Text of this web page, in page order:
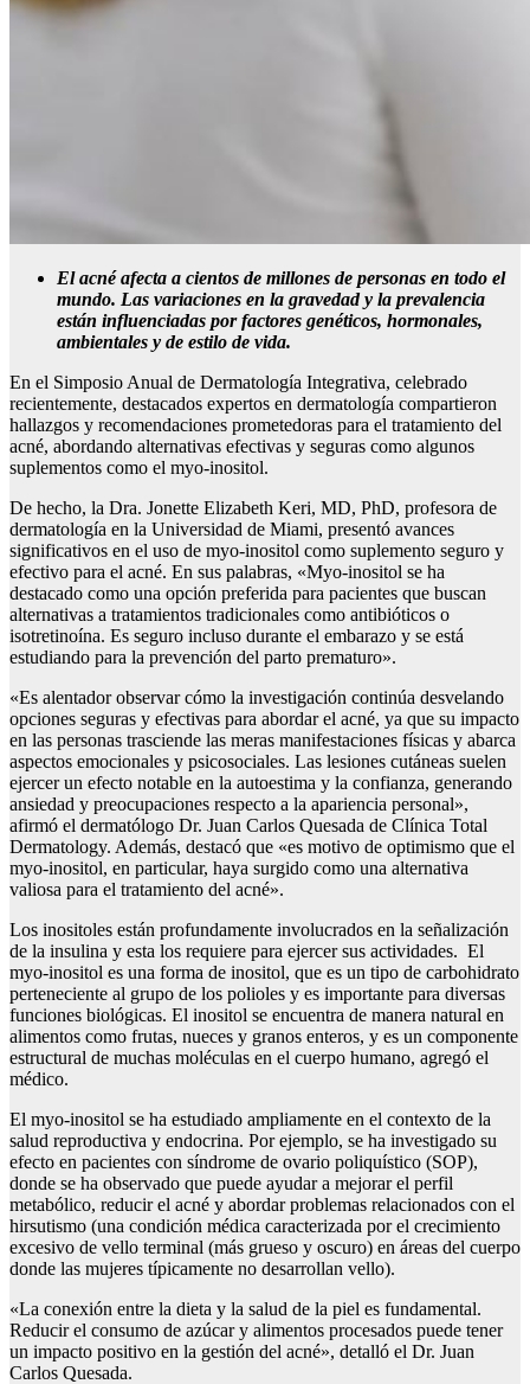
El acné afecta a cientos de millones de personas en todo el
mundo. Las variaciones en la gravedad y la prevalencia
están influenciadas por factores genéticos, hormonales,
ambientales y de estilo de vida.
En el Simposio Anual de Dermatología Integrativa, celebrado
recientemente, destacados expertos en dermatología compartieron
hallazgos y recomendaciones prometedoras para el tratamiento del
acné, abordando alternativas efectivas y seguras como algunos
suplementos como el myo-inositol.
De hecho, la Dra. Jonette Elizabeth Keri, MD, PhD, profesora de
dermatología en la Universidad de Miami, presentó avances
significativos en el uso de myo-inositol como suplemento seguro y
efectivo para el acné. En sus palabras, «Myo-inositol se ha
destacado como una opción preferida para pacientes que buscan
alternativas a tratamientos tradicionales como antibióticos o
isotretinoína. Es seguro incluso durante el embarazo y se está
estudiando para la prevención del parto prematuro».
«Es alentador observar cómo la investigación continúa desvelando
opciones seguras y efectivas para abordar el acné, ya que su impacto
en las personas trasciende las meras manifestaciones físicas y abarca
aspectos emocionales y psicosociales. Las lesiones cutáneas suelen
ejercer un efecto notable en la autoestima y la confianza, generando
ansiedad y preocupaciones respecto a la apariencia personal»,
afirmó el dermatólogo Dr. Juan Carlos Quesada de Clínica Total
Dermatology. Además, destacó que «es motivo de optimismo que el
myo-inositol, en particular, haya surgido como una alternativa
valiosa para el tratamiento del acné».
Los inositoles están profundamente involucrados en la señalización
de la insulina y esta los requiere para ejercer sus actividades. El
myo-inositol es una forma de inositol, que es un tipo de carbohidrato
perteneciente al grupo de los polioles y es importante para diversas
funciones biológicas. El inositol se encuentra de manera natural en
alimentos como frutas, nueces y granos enteros, y es un componente
estructural de muchas moléculas en el cuerpo humano, agregó el
médico.
El myo-inositol se ha estudiado ampliamente en el contexto de la
salud reproductiva y endocrina. Por ejemplo, se ha investigado su
efecto en pacientes con síndrome de ovario poliquístico (SOP),
donde se ha observado que puede ayudar a mejorar el perfil
metabólico, reducir el acné y abordar problemas relacionados con el
hirsutismo (una condición médica caracterizada por el crecimiento
excesivo de vello terminal (más grueso y oscuro) en áreas del cuerpo
donde las mujeres típicamente no desarrollan vello).
«La conexión entre la dieta y la salud de la piel es fundamental.
Reducir el consumo de azúcar y alimentos procesados puede tener
un impacto positivo en la gestión del acné», detalló el Dr. Juan
Carlos Quesada.